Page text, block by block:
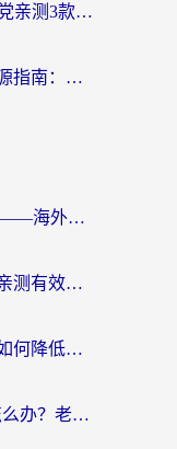
穿梭和腾讯VPN哪个好？海外党亲测3款热门回国加速器，附避坑指南
海外党必看！无缝访问国内资源指南：从vpn官网下载到加速器选择（附番茄实测）
公主连结：Re加速器下载指南——海外党不再错过国服活动的秘密武器
日本怎么玩我的使命？海外党亲测有效的国服游戏加速指南（附避坑技巧）
海外党必看：国外打和平精英如何降低延迟？附3款热门国服游戏加速方案
海外打古剑奇谭OL网络延迟怎么办？老玩家亲测有效的加速器选择指南